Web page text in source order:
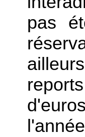
pas